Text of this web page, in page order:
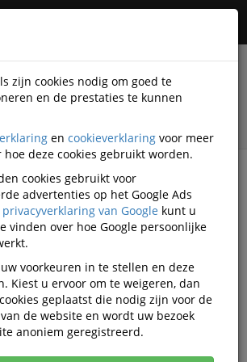
filter
Catering-artikelen Thee
Thee
Populariteit
zijn cookies nodig om goed te
en de prestaties te kunnen
en cookieverklaring voor meer
deze cookies gebruikt worden.
cookies gebruikt voor
advertenties op het Google Ads
privacyverklaring van Google kunt u
vinden over hoe Google persoonlijke
voorkeuren in te stellen en deze
Kiest u ervoor om te weigeren, dan
geplaatst die nodig zijn voor de
de website en wordt uw bezoek
anoniem geregistreerd.